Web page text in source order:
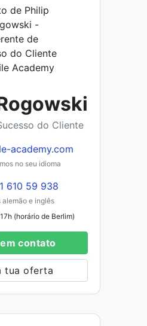
do Cliente
academy.com
no seu idioma
610 59 938
alemão e inglês
(horário de Berlim)
contato
tua oferta